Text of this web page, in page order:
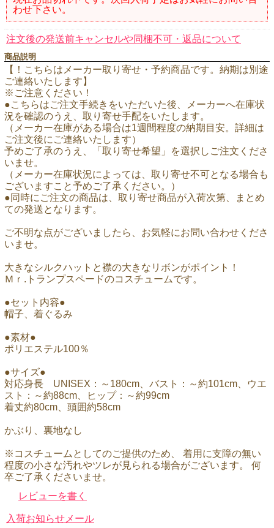
わせ下さい。
注文後の発送前キャンセルや同梱不可・返品について
商品説明
【！こちらはメーカー取り寄せ・予約商品です。納期は別途
ご連絡いたします】
※ご注意ください！
●こちらはご注文手続きをいただいた後、メーカーへ在庫状
況を確認のうえ、取り寄せ手配をいたします。
（メーカー在庫がある場合は1週間程度の納期目安。詳細は
ご注文後にご連絡いたします）
予めご了承のうえ、「取り寄せ希望」を選択しご注文くださ
いませ。
（メーカー在庫状況によっては、取り寄せ不可となる場合も
ございますこと予めご了承ください。）
●同時にご注文の商品は、取り寄せ商品が入荷次第、まとめ
ての発送となります。
ご不明な点がございましたら、お気軽にお問い合わせくださ
いませ。
大きなシルクハットと襟の大きなリボンがポイント！
Ｍｒ.トランプスペードのコスチュームです。
●セット内容●
帽子、着ぐるみ
●素材●
ポリエステル100％
●サイズ●
対応身長 UNISEX：～180cm、バスト：～約101cm、ウエ
スト：～約88cm、ヒップ：～約99cm
着丈約80cm、頭囲約58cm
かぶり、裏地なし
※コスチュームとしてのご提供のため、 着用に支障の無い
程度の小さな汚れやツレが見られる場合がございます。 何
卒ご了承くださいませ。
レビューを書く
入荷お知らせメール